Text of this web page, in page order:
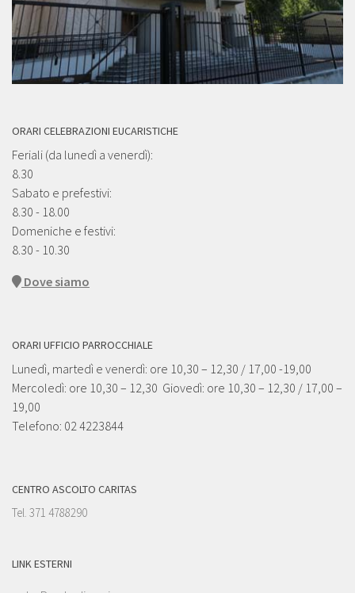
ORARI CELEBRAZIONI EUCARISTICHE
Feriali (da lunedì a venerdì):
8.30
Sabato e prefestivi:
8.30 - 18.00
Domeniche e festivi:
8.30 - 10.30
Dove siamo
ORARI UFFICIO PARROCCHIALE
Lunedì, martedì e venerdì: ore 10,30 – 12,30 / 17,00 -19,00
Mercoledì: ore 10,30 – 12,30 Giovedì: ore 10,30 – 12,30 / 17,00 –
19,00
Telefono: 02 4223844
CENTRO ASCOLTO CARITAS
Tel. 371 4788290
LINK ESTERNI